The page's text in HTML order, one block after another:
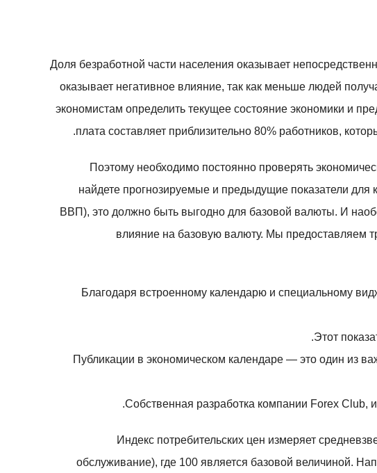
Доля безработной части населения оказывает
оказывает негативное влияние, так как меньше людей
экономистам определить текущее состояние экономики и
плата составляет приблизительно 80% работников,
Поэтому необходимо постоянно проверять
найдете прогнозируемые и предыдущие показатели для
ВВП), это должно быть выгодно для базовой валюты. И
влияние на базовую валюту. Мы предоставляем
Благодаря встроенному календарю и специальному
Этот
Публикации в экономическом календаре — это один из
Собственная разработка компании Forex Club,
Индекс потребительских цен измеряет
обслуживание), где 100 является базовой величиной.